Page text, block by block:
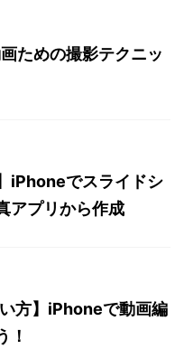
ための撮影テクニッ
iPhoneでスライドシ
アプリから作成
方】iPhoneで動画編
！